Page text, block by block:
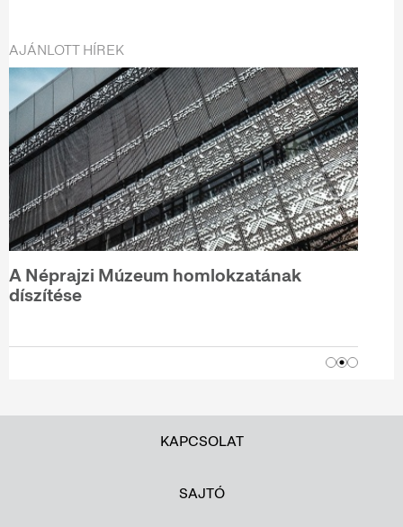
AJÁNLOTT HÍREK
A Néprajzi Múzeum homlokzatának
díszítése
KAPCSOLAT
SAJTÓ